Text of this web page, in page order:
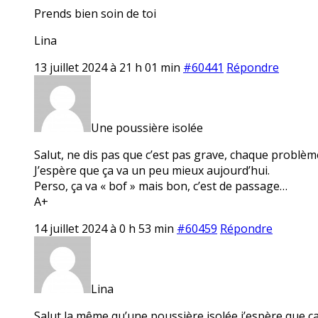
Prends bien soin de toi
Lina
13 juillet 2024 à 21 h 01 min #60441 Répondre
Une poussière isolée
Salut, ne dis pas que c’est pas grave, chaque
J’espère que ça va un peu mieux aujourd’hui.
Perso, ça va « bof » mais bon, c’est de passage…
A+
14 juillet 2024 à 0 h 53 min #60459 Répondre
Lina